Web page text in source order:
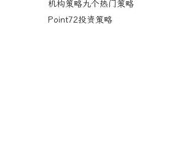
机构策略九个热门策略
Point72投资策略